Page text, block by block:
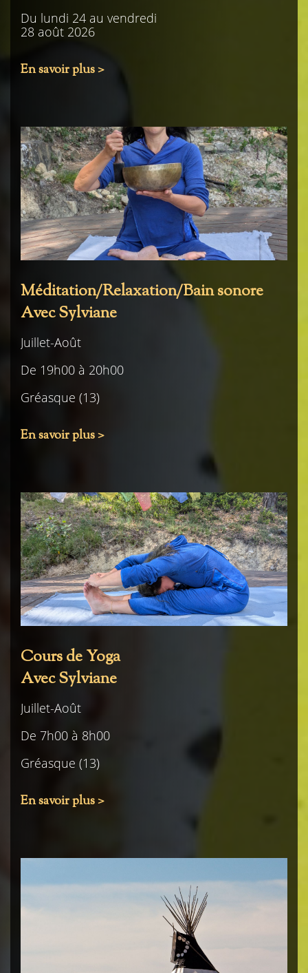
Du lundi 24 au vendredi
28 août 2026
En savoir plus >
Méditation/Relaxation/Bain sonore
Avec Sylviane
Juillet-Août
De 19h00 à 20h00
Gréasque (13)
En savoir plus >
Cours de Yoga
Avec Sylviane
Juillet-Août
De 7h00 à 8h00
Gréasque (13)
En savoir plus >